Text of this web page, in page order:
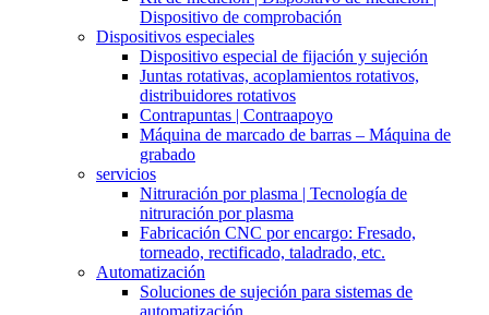
Dispositivo de comprobación
Dispositivos especiales
Dispositivo especial de fijación y sujeción
Juntas rotativas, acoplamientos rotativos,
distribuidores rotativos
Contrapuntas | Contraapoyo
Máquina de marcado de barras – Máquina de
grabado
servicios
Nitruración por plasma | Tecnología de
nitruración por plasma
Fabricación CNC por encargo: Fresado,
torneado, rectificado, taladrado, etc.
Automatización
Soluciones de sujeción para sistemas de
automatización